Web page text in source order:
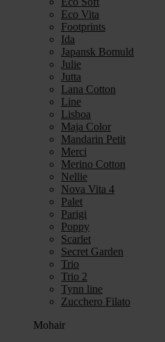
Eco Vita
Footprints
Ida
Japansk Bomuld
Julie
Jutta
Lana Cotton
Line
Lisboa
Maja Color
Mandarin Petit
Merci
Merino Cotton
Nellie
Nova Vita 4
Palet
Parigi
Poppy
Scarlet
Secret Garden
Trio
Trio 2
Tynn line
Zucchero Filato
Mohair